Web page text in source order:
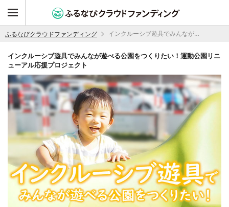
ふるなびクラウドファンディング インクルーシブ遊具でみんなが遊べる公園をつくりたい！運動公園リニューアル応援プロジェクト
インクルーシブ遊具でみんなが遊べる公園をつくりたい！運動公園リニ
ューアル応援プロジェクト